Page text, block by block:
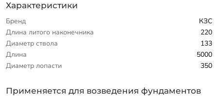
Характеристики
Бренд
КЗС
Длина литого наконечника
220
Диаметр ствола
133
Длина
5000
Диаметр лопасти
350
Применяется для возведения фундаментов